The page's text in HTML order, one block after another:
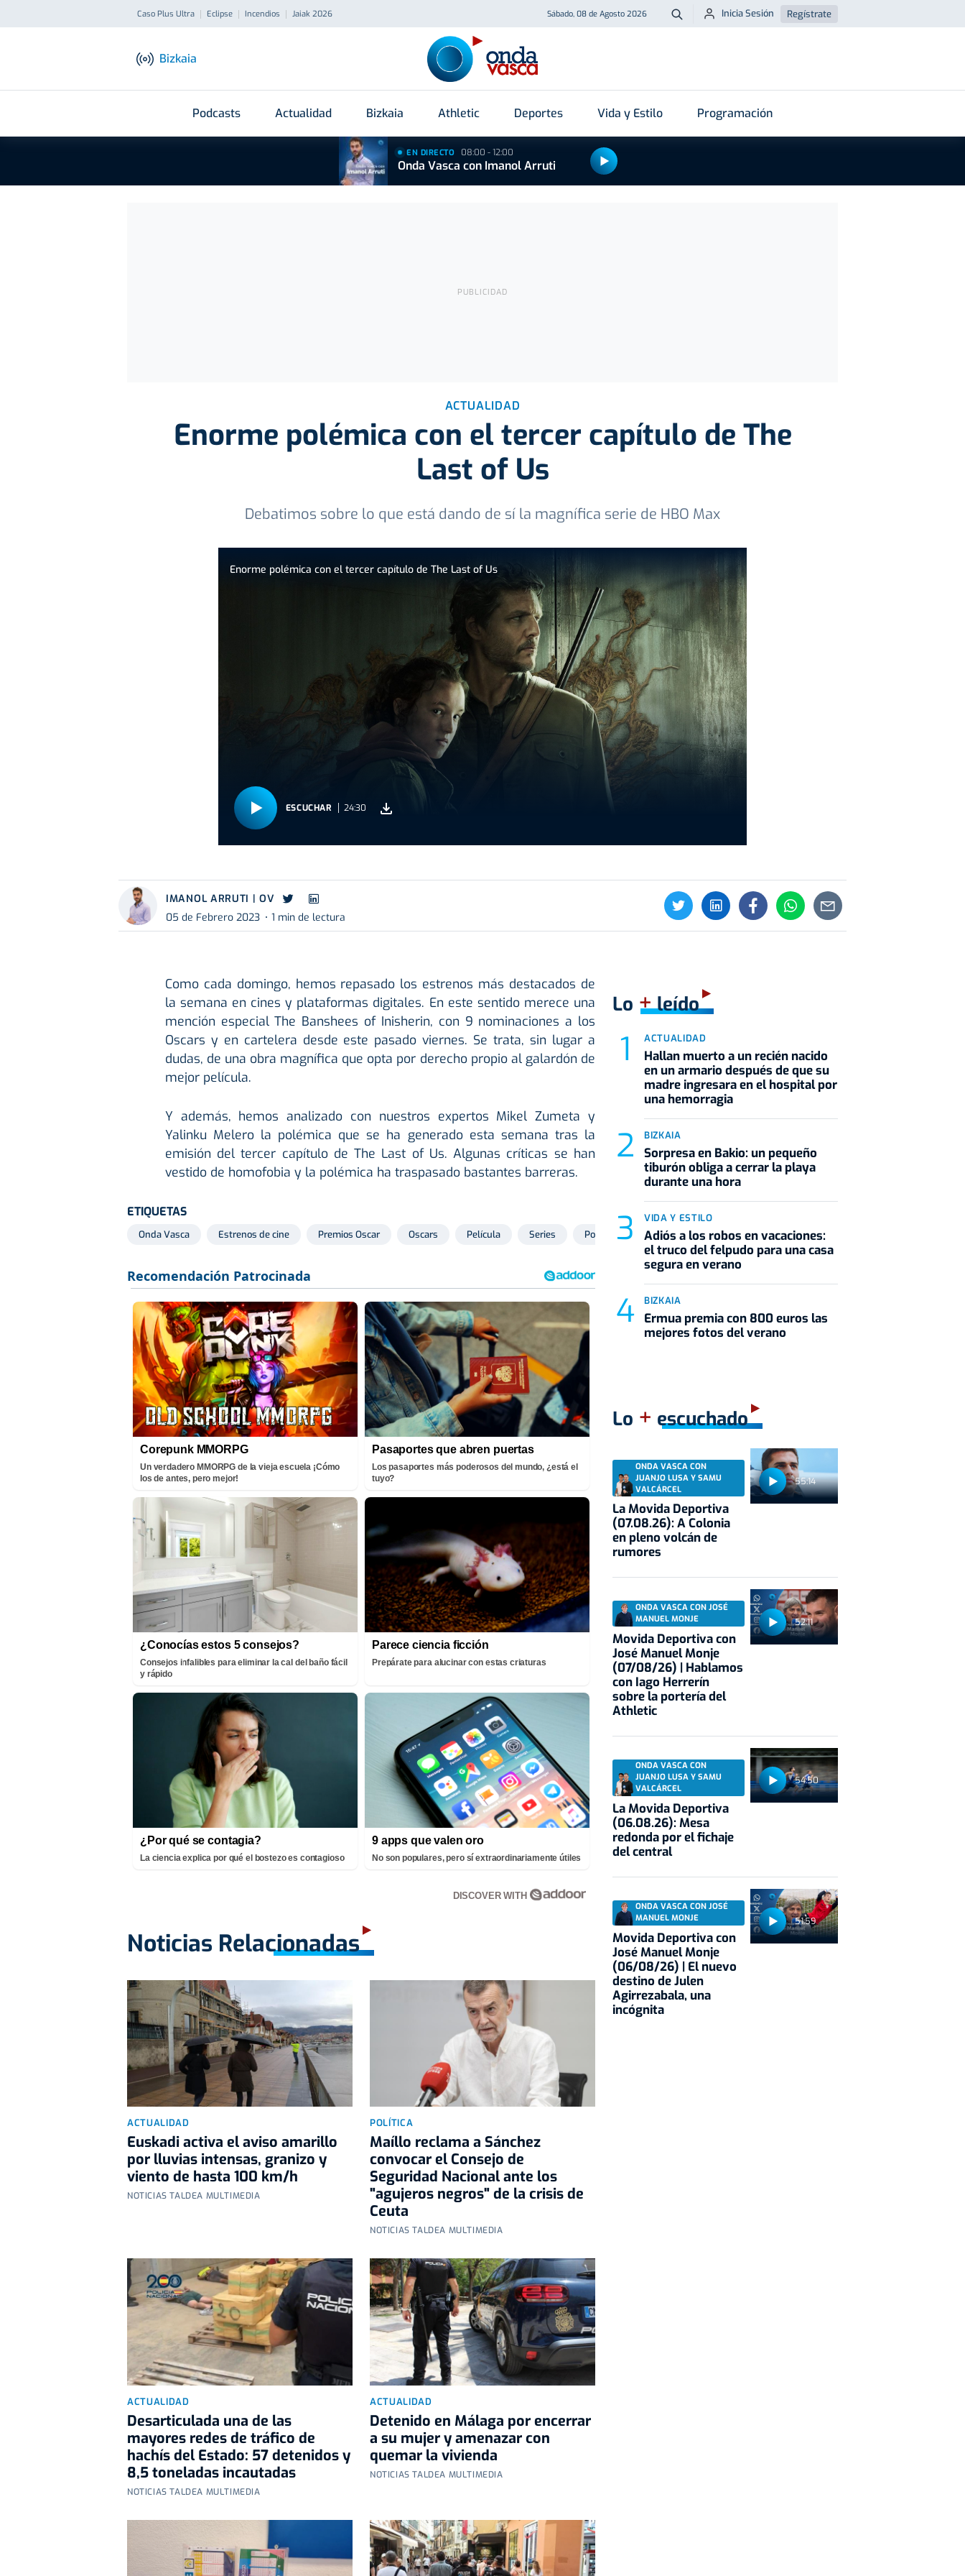
Caso Plus Ultra Eclipse Incendios Jaiak 2026 Sábado, 08 de Agosto 2026 Buscar
Inicia Sesión Regístrate
Bizkaia
Podcasts Actualidad Bizkaia Athletic Deportes Vida y Estilo Programación
EN DIRECTO 08:00 - 12:00
Onda Vasca con Imanol Arruti
ACTUALIDAD
Enorme polémica con el tercer capítulo de The
Last of Us
Debatimos sobre lo que está dando de sí la magnífica serie de HBO Max
Enorme polémica con el tercer capítulo de The Last of Us
ESCUCHAR 24:30
IMANOL ARRUTI | OV
05 de Febrero 2023
1 min de lectura
Como cada domingo, hemos repasado los estrenos más destacados de
la semana en cines y plataformas digitales. En este sentido merece una
mención especial The Banshees of Inisherin, con 9 nominaciones a los
Oscars y en cartelera desde este pasado viernes. Se trata, sin lugar a
dudas, de una obra magnífica que opta por derecho propio al galardón de
mejor película.
Y además, hemos analizado con nuestros expertos Mikel Zumeta y
Yalinku Melero la polémica que se ha generado esta semana tras la
emisión del tercer capítulo de The Last of Us. Algunas críticas se han
vestido de homofobia y la polémica ha traspasado bastantes barreras.
ETIQUETAS
Onda Vasca Estrenos de cine Premios Oscar Oscars Película Series Polémica Películas Serie HBO Max
Corepunk MMORPG
Un verdadero MMORPG de la vieja escuela ¡Cómo
los de antes, pero mejor!
Pasaportes que abren puertas
Los pasaportes más poderosos del mundo, ¿está el
tuyo?
¿Conocías estos 5 consejos?
Consejos infalibles para eliminar la cal del baño fácil
y rápido
Parece ciencia ficción
Prepárate para alucinar con estas criaturas
¿Por qué se contagia?
La ciencia explica por qué el bostezo es contagioso
9 apps que valen oro
No son populares, pero sí extraordinariamente útiles
DISCOVER WITH
Noticias Relacionadas
ACTUALIDAD
Euskadi activa el aviso amarillo
por lluvias intensas, granizo y
viento de hasta 100 km/h
NOTICIAS TALDEA MULTIMEDIA
POLÍTICA
Maíllo reclama a Sánchez
convocar el Consejo de
Seguridad Nacional ante los
"agujeros negros" de la crisis de
Ceuta
NOTICIAS TALDEA MULTIMEDIA
ACTUALIDAD
Desarticulada una de las
mayores redes de tráfico de
hachís del Estado: 57 detenidos y
8,5 toneladas incautadas
NOTICIAS TALDEA MULTIMEDIA
ACTUALIDAD
Detenido en Málaga por encerrar
a su mujer y amenazar con
quemar la vivienda
NOTICIAS TALDEA MULTIMEDIA
Lo +leído
ACTUALIDAD
Hallan muerto a un recién nacido
en un armario después de que su
madre ingresara en el hospital por
una hemorragia
BIZKAIA
Sorpresa en Bakio: un pequeño
tiburón obliga a cerrar la playa
durante una hora
VIDA Y ESTILO
Adiós a los robos en vacaciones:
el truco del felpudo para una casa
segura en verano
BIZKAIA
Ermua premia con 800 euros las
mejores fotos del verano
Lo + escuchado
55:14
ONDA VASCA CON
JUANJO LUSA Y SAMU
VALCÁRCEL
La Movida Deportiva
(07.08.26): A Colonia
en pleno volcán de
rumores
52:11
ONDA VASCA CON JOSÉ
MANUEL MONJE
Movida Deportiva con
José Manuel Monje
(07/08/26) | Hablamos
con Iago Herrerín
sobre la portería del
Athletic
54:50
ONDA VASCA CON
JUANJO LUSA Y SAMU
VALCÁRCEL
La Movida Deportiva
(06.08.26): Mesa
redonda por el fichaje
del central
51:59
ONDA VASCA CON JOSÉ
MANUEL MONJE
Movida Deportiva con
José Manuel Monje
(06/08/26) | El nuevo
destino de Julen
Agirrezabala, una
incógnita